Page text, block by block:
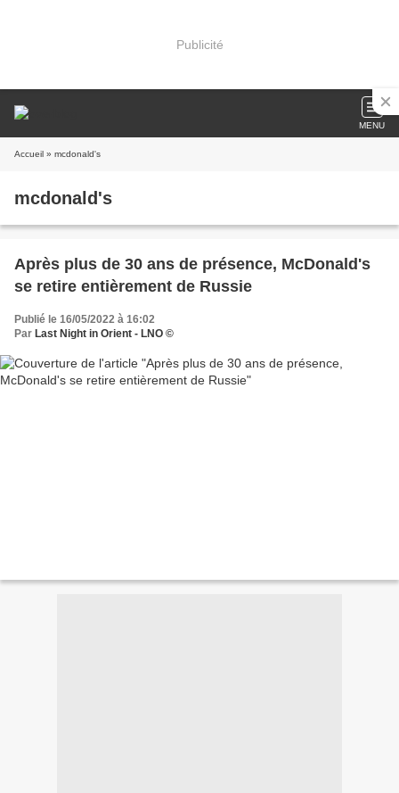
Publicité
MENU
Accueil » mcdonald's
mcdonald's
Après plus de 30 ans de présence, McDonald's
se retire entièrement de Russie
Publié le 16/05/2022 à 16:02
Par Last Night in Orient - LNO ©